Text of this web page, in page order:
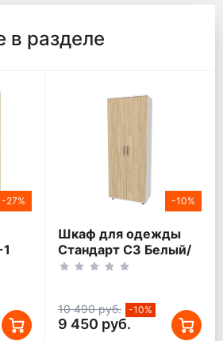
в разделе
-27% -10%
Шкаф для одежды
Стандарт С3 Белый/
Дуб сонома
10 490 руб. -10%
9 450 руб.